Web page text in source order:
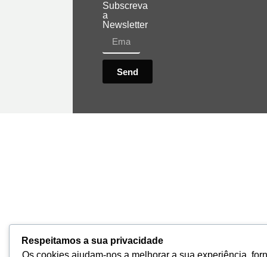
Subscreva
a
Newsletter
Send
Respeitamos a sua privacidade